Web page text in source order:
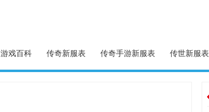
游戏百科 传奇新服表 传奇手游新服表 传世新服表